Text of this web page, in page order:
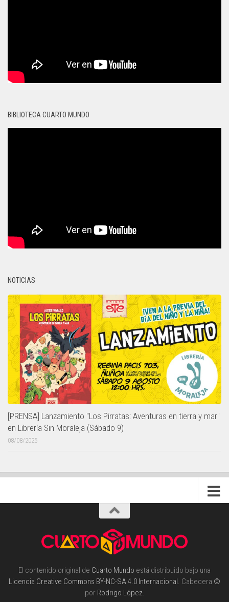
BIBLIOTECA CUARTO MUNDO
NOTICIAS
[PRENSA] Lanzamiento "Los Pirratas: Aventuras en tierra y mar"
en Librería Sin Moraleja (Sábado 9)
08/08/2025
El contenido original de Cuarto Mundo está distribuido bajo una
Licencia Creative Commons BY-NC-SA 4.0 Internacional. Cabecera ©
por Rodrigo López.